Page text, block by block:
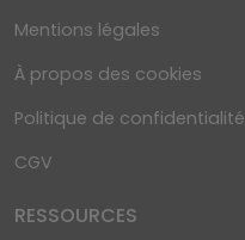
Mentions légales
À propos des cookies
Politique de confidentialité
CGV
RESSOURCES